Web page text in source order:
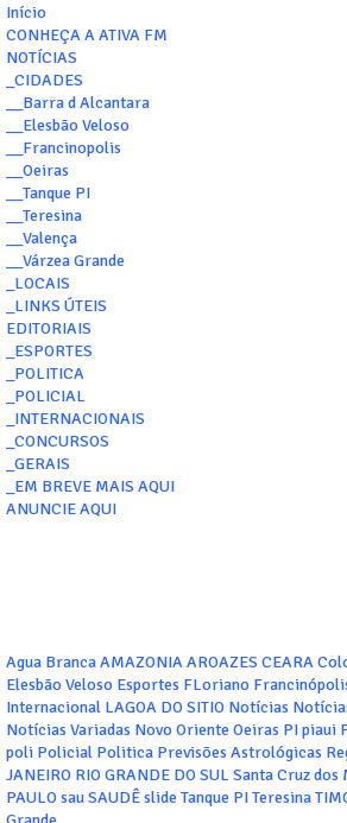
Início
CONHEÇA A ATIVA FM
NOTÍCIAS
_CIDADES
__Barra d Alcantara
__Elesbão Veloso
__Francinopolis
__Oeiras
__Tanque PI
__Teresina
__Valença
__Várzea Grande
_LOCAIS
_LINKS ÚTEIS
EDITORIAIS
_ESPORTES
_POLITICA
_POLICIAL
_INTERNACIONAIS
_CONCURSOS
_GERAIS
_EM BREVE MAIS AQUI
ANUNCIE AQUI
Agua BrancaAMAZONIAAROAZES CEARA
Elesbão Veloso Esportes FLoriano
Internacional LAGOA DO SITIO Notícias
Notícias Variadas Novo Oriente Oeiras PIpiaui
poli Policial Politica Previsões Astrológicas
JANEIRO RIO GRANDE DO SUL Santa Cruz dos
PAULOsauSAUDÊslide Tanque PITeresina